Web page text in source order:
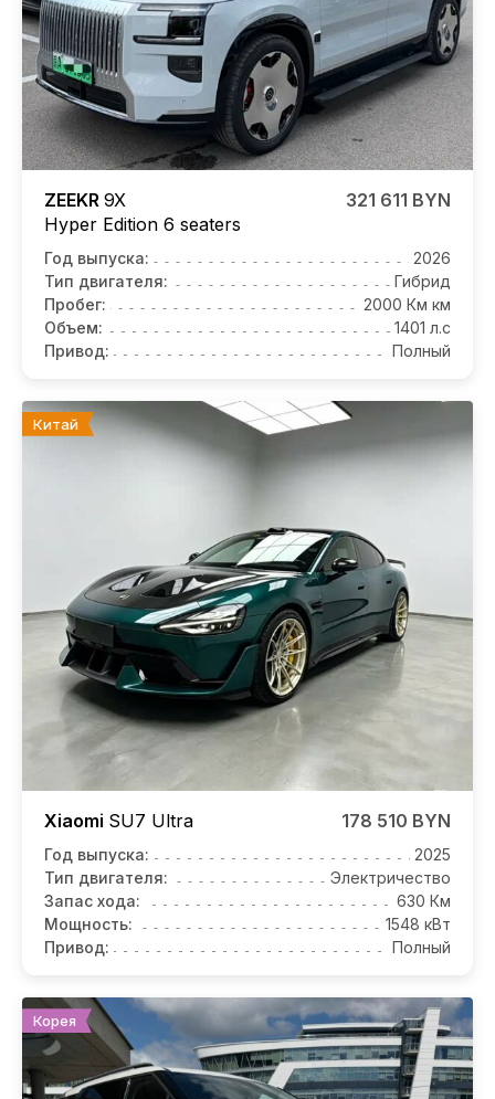
ZEEKR 9X
Hyper Edition 6 seaters
321 611 BYN
Год выпуска:
2026
Тип двигателя:
Гибрид
Пробег:
2000 Км км
Объем:
1401 л.с
Привод:
Полный
Китай
Xiaomi SU7 Ultra 178 510 BYN
Год выпуска:
2025
Тип двигателя:
Электричество
Запас хода:
630 Км
Мощность:
1548 кВт
Привод:
Полный
Корея